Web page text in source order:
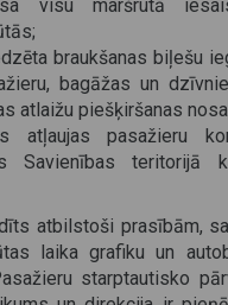
visu maršrutā
braukšanas biļešu
bagāžas un
atlaižu piešķiršanas
atļaujas pasažieru
Savienības teritorijā
atbilstoši prasībām,
laika grafiku un
starptautisko